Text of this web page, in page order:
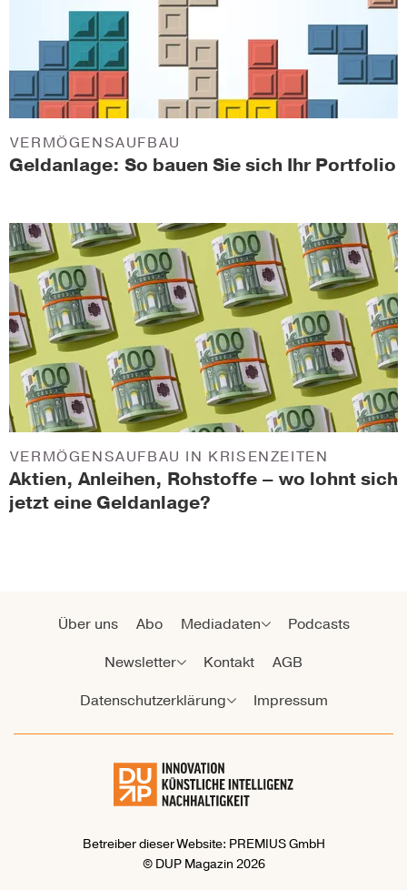
Geldanlage: So bauen Sie sich Ihr Portfolio
VERMÖGENSAUFBAU
Aktien, Anleihen, Rohstoffe – wo lohnt sich
jetzt eine Geldanlage?
VERMÖGENSAUFBAU IN KRISENZEITEN
Über uns Abo Mediadaten
Podcasts
Newsletter
Kontakt
AGB
Datenschutzerklärung
Impressum
Betreiber dieser Website: PREMIUS GmbH
© DUP Magazin 2026